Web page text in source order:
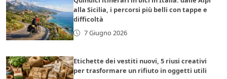
alla Sicilia, i percorsi più belli con tappe e
difficoltà
7 Giugno 2026
Etichette dei vestiti nuovi, 5 riusi creativi
per trasformare un rifiuto in oggetti utili